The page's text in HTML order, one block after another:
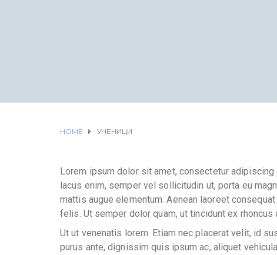
HOME УЧЕНИЦИ
Lorem ipsum dolor sit amet, consectetur
lacus enim, semper vel sollicitudin ut, porta eu
mattis augue elementum. Aenean laoreet
felis. Ut semper dolor quam, ut tincidunt ex
Ut ut venenatis lorem. Etiam nec placerat velit, id
purus ante, dignissim quis ipsum ac, aliquet